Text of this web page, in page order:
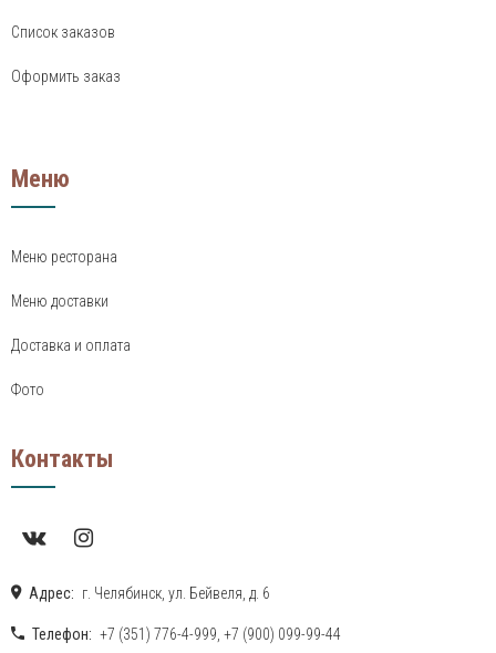
Список заказов
Оформить заказ
Меню
Меню ресторана
Меню доставки
Доставка и оплата
Фото
Контакты
Адрес: г. Челябинск, ул. Бейвеля, д. 6
Телефон: +7 (351) 776-4-999 +7 (900) 099-99-44